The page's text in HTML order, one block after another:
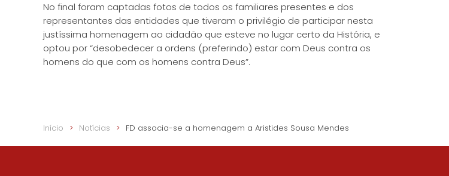
No final foram captadas fotos de todos os familiares presentes e dos
representantes das entidades que tiveram o privilégio de participar nesta
justíssima homenagem ao cidadão que esteve no lugar certo da História, e
optou por “desobedecer a ordens (preferindo) estar com Deus contra os
homens do que com os homens contra Deus”.
Início Notícias FD associa-se a homenagem a Aristides Sousa Mendes